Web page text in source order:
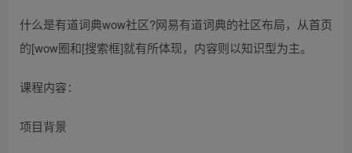
什么是有道词典wow社区?网易有道词典的社区布局，从首页
的[wow圈和[搜索框]就有所体现，内容则以知识型为主。
课程内容：
项目背景